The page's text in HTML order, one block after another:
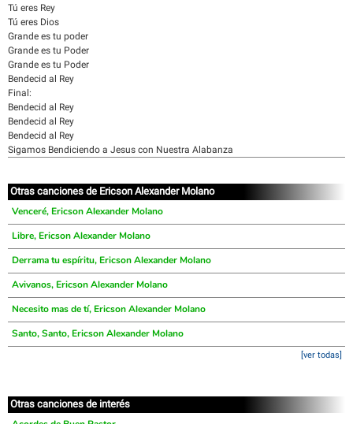
Tú eres Rey
Tú eres Dios
Grande es tu poder
Grande es tu Poder
Grande es tu Poder
Bendecid al Rey
Final:
Bendecid al Rey
Bendecid al Rey
Bendecid al Rey
Sigamos Bendiciendo a Jesus con Nuestra Alabanza
Otras canciones de Ericson Alexander Molano
Venceré, Ericson Alexander Molano
Libre, Ericson Alexander Molano
Derrama tu espíritu, Ericson Alexander Molano
Avivanos, Ericson Alexander Molano
Necesito mas de tí, Ericson Alexander Molano
Santo, Santo, Ericson Alexander Molano
[ver todas]
Otras canciones de interés